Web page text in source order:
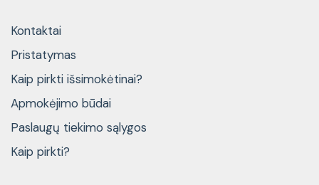
Kontaktai
Pristatymas
Kaip pirkti išsimokėtinai?
Apmokėjimo būdai
Paslaugų tiekimo sąlygos
Kaip pirkti?